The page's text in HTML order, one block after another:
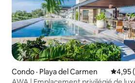
Condo · Playa del Carmen Note
4,95